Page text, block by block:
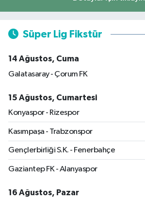
Süper Lig Fikstür
14 Ağustos, Cuma
Galatasaray - Çorum FK
15 Ağustos, Cumartesi
Konyaspor - Rizespor
Kasımpaşa - Trabzonspor
Gençlerbirliği S.K. - Fenerbahçe
Gaziantep FK - Alanyaspor
16 Ağustos, Pazar